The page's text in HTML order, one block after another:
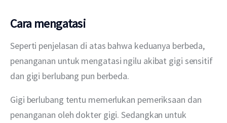
Cara mengatasi
Seperti penjelasan di atas bahwa keduanya berbeda,
penanganan untuk mengatasi ngilu akibat gigi sensitif
dan gigi berlubang pun berbeda.
Gigi berlubang tentu memerlukan pemeriksaan dan
penanganan oleh dokter gigi. Sedangkan untuk